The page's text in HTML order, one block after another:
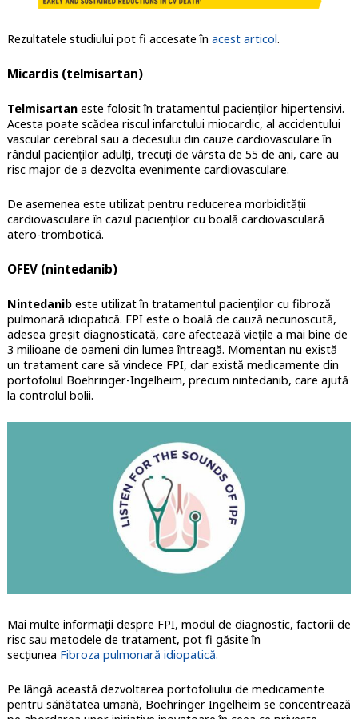
Rezultatele studiului pot fi accesate în acest articol.
Micardis (telmisartan)
Telmisartan este folosit în tratamentul pacienților hipertensivi.
Acesta poate scădea riscul infarctului miocardic, al accidentului
vascular cerebral sau a decesului din cauze cardiovasculare în
rândul pacienților adulți, trecuți de vârsta de 55 de ani, care au
risc major de a dezvolta evenimente cardiovasculare.
De asemenea este utilizat pentru reducerea morbidității
cardiovasculare în cazul pacienților cu boală cardiovasculară
atero-trombotică.
OFEV (nintedanib)
Nintedanibeste utilizat în tratamentul pacienților cu fibroză
pulmonară idiopatică. FPI este o boală de cauză necunoscută,
adesea greșit diagnosticată, care afectează viețile a mai bine de
3 milioane de oameni din lumea întreagă. Momentan nu există
un tratament care să vindece FPI, dar există medicamente din
portofoliul Boehringer-Ingelheim, precum nintedanib, care ajută
la controlul bolii.
Mai multe informații despre FPI, modul de diagnostic, factorii de
risc sau metodele de tratament, pot fi găsite în
secțiunea Fibroza pulmonară idiopatică.
Pe lângă această dezvoltarea portofoliului de medicamente
pentru sănătatea umană, Boehringer Ingelheim se concentrează